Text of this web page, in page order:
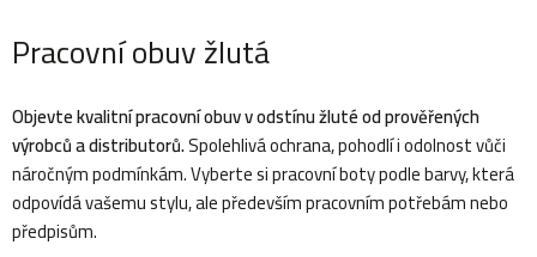
Pracovní obuv žlutá
Objevte kvalitní pracovní obuv v odstínu žluté od prověřených
výrobců a distributorů.Spolehlivá ochrana, pohodlí i odolnost vůči
náročným podmínkám. Vyberte si pracovní boty podle barvy, která
odpovídá vašemu stylu, ale především pracovním potřebám nebo
předpisům.